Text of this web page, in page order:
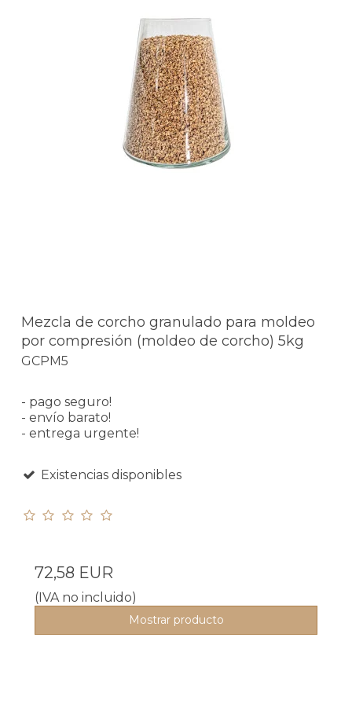
Mezcla de corcho granulado para moldeo
por compresión (moldeo de corcho) 5kg
GCPM5
- pago seguro!
- envío barato!
- entrega urgente!
Existencias disponibles
72,58 EUR
(IVA no incluido)
Mostrar producto